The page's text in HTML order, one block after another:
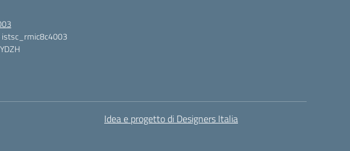
istsc_rmic8c4003
Idea e progetto di Designers Italia